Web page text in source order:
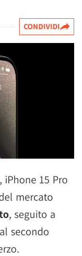
CONDIVIDI
15 Pro
mercato
, seguito a
secondo